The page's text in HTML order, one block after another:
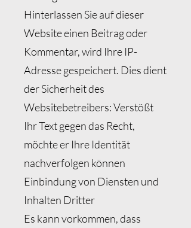
Hinterlassen Sie auf dieser
Website einen Beitrag oder
Kommentar, wird Ihre IP-
Adresse gespeichert. Dies dient
der Sicherheit des
Websitebetreibers: Verstößt
Ihr Text gegen das Recht,
möchte er Ihre Identität
nachverfolgen können
Einbindung von Diensten und
Inhalten Dritter
Es kann vorkommen, dass